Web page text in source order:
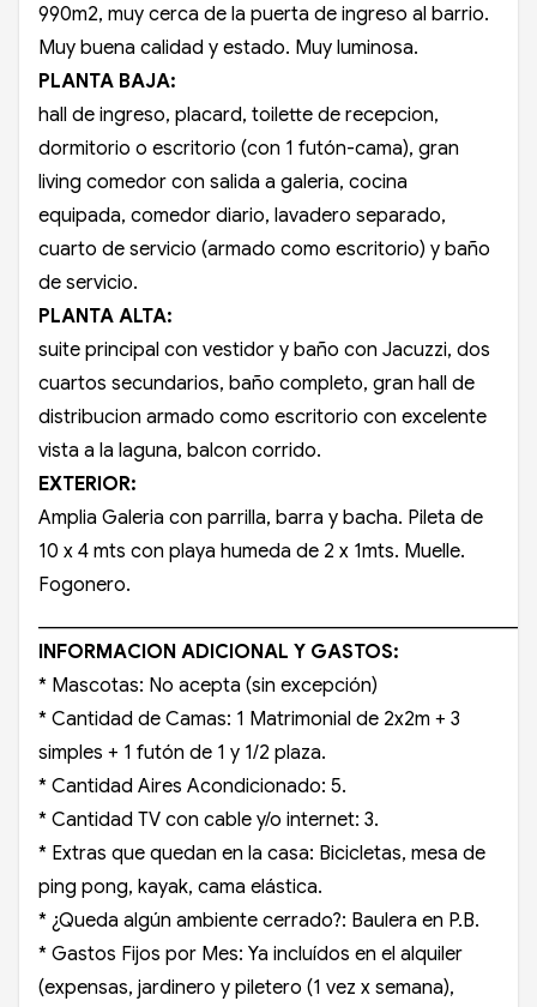
990m2, muy cerca de la puerta de ingreso al barrio.
Muy buena calidad y estado. Muy luminosa.
PLANTA BAJA:
hall de ingreso, placard, toilette de recepcion,
dormitorio o escritorio (con 1 futón-cama), gran
living comedor con salida a galeria, cocina
equipada, comedor diario, lavadero separado,
cuarto de servicio (armado como escritorio) y baño
de servicio.
PLANTA ALTA:
suite principal con vestidor y baño con Jacuzzi, dos
cuartos secundarios, baño completo, gran hall de
distribucion armado como escritorio con excelente
vista a la laguna, balcon corrido.
EXTERIOR:
Amplia Galeria con parrilla, barra y bacha. Pileta de
10 x 4 mts con playa humeda de 2 x 1mts. Muelle.
Fogonero.
INFORMACION ADICIONAL Y GASTOS:
* Mascotas: No acepta (sin excepción)
* Cantidad de Camas: 1 Matrimonial de 2x2m + 3
simples + 1 futón de 1 y 1/2 plaza.
* Cantidad Aires Acondicionado: 5.
* Cantidad TV con cable y/o internet: 3.
* Extras que quedan en la casa: Bicicletas, mesa de
ping pong, kayak, cama elástica.
* ¿Queda algún ambiente cerrado?: Baulera en P.B.
* Gastos Fijos por Mes: Ya incluídos en el alquiler
(expensas, jardinero y piletero (1 vez x semana),